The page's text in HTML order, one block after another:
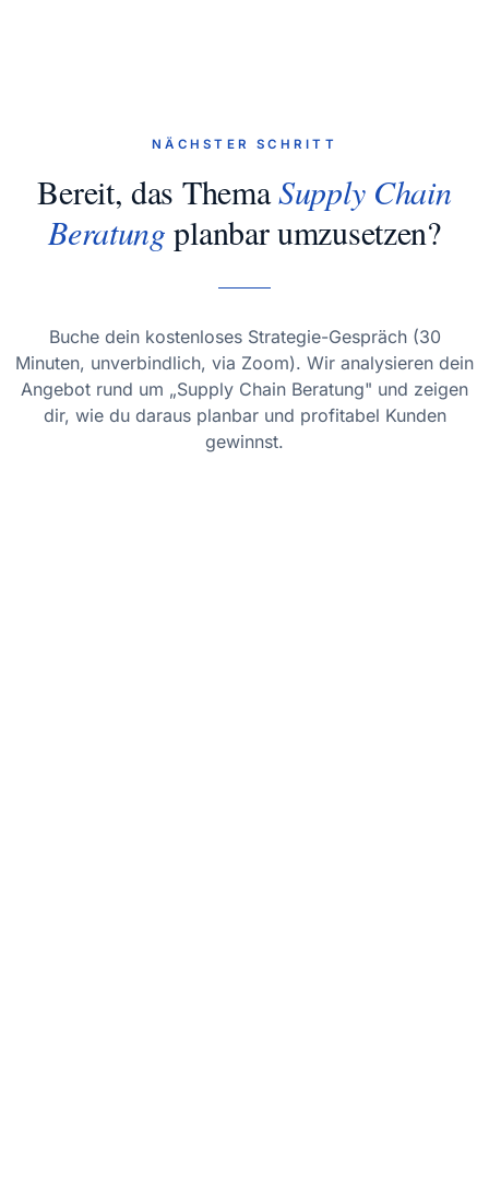
NÄCHSTER SCHRITT
Bereit, das ThemaSupply Chain
Beratung planbar umzusetzen?
Buche dein kostenloses Strategie-Gespräch (30
Minuten, unverbindlich, via Zoom). Wir analysieren dein
Angebot rund um „Supply Chain Beratung" und zeigen
dir, wie du daraus planbar und profitabel Kunden
gewinnst.